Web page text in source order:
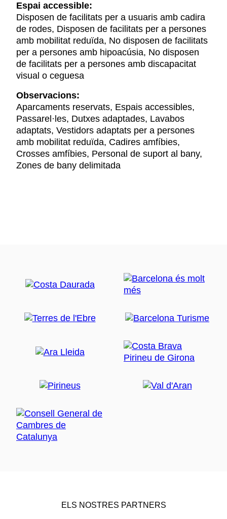
Espai accessible:
Disposen de facilitats per a usuaris amb cadira
de rodes, Disposen de facilitats per a persones
amb mobilitat reduïda, No disposen de facilitats
per a persones amb hipoacúsia, No disposen
de facilitats per a persones amb discapacitat
visual o ceguesa
Observacions:
Aparcaments reservats, Espais accessibles,
Passarel·les, Dutxes adaptades, Lavabos
adaptats, Vestidors adaptats per a persones
amb mobilitat reduïda, Cadires amfíbies,
Crosses amfíbies, Personal de suport al bany,
Zones de bany delimitada
ELS NOSTRES PARTNERS